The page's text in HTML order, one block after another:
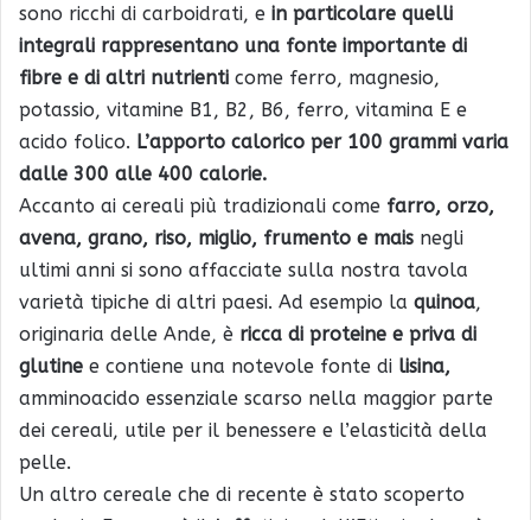
sono ricchi di carboidrati, e in particolare quelli
integrali rappresentano una fonte importante di
fibre e di altri nutrienti come ferro, magnesio,
potassio, vitamine B1, B2, B6, ferro, vitamina E e
acido folico. L’apporto calorico per 100 grammi varia
dalle 300 alle 400 calorie.
Accanto ai cereali più tradizionali come farro, orzo,
avena, grano, riso, miglio, frumento e mais negli
ultimi anni si sono affacciate sulla nostra tavola
varietà tipiche di altri paesi. Ad esempio la quinoa,
originaria delle Ande, è ricca di proteine e priva di
glutine e contiene una notevole fonte di lisina,
amminoacido essenziale scarso nella maggior parte
dei cereali, utile per il benessere e l’elasticità della
pelle.
Un altro cereale che di recente è stato scoperto